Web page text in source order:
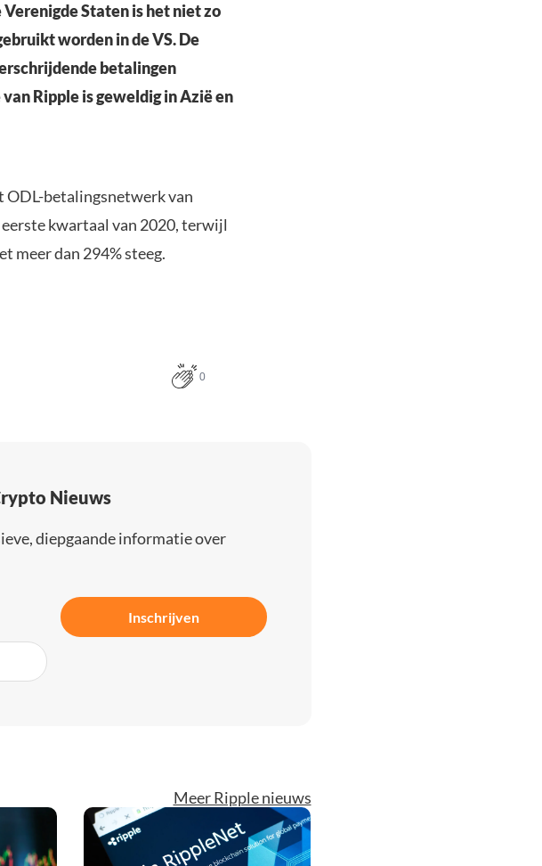
Verenigde Staten is het niet zo
worden in de VS. De
betalingen
Ripple is geweldig in Azië en
betalingsnetwerk van
kwartaal van 2020, terwijl
meer dan 294% steeg.
0
Nieuws
diepgaande informatie over
Inschrijven
Meer Ripple nieuws